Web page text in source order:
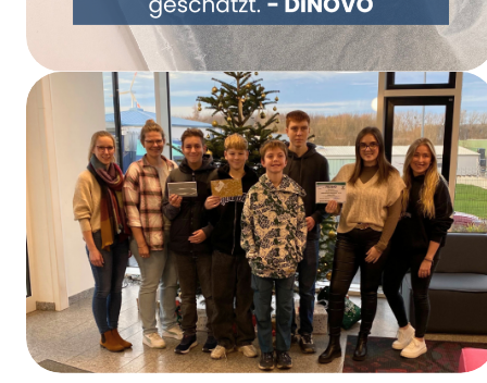
Samen een nieuwe kijk op verpakkingen –
DiNOVO stapt over op papieren
verpakkingen